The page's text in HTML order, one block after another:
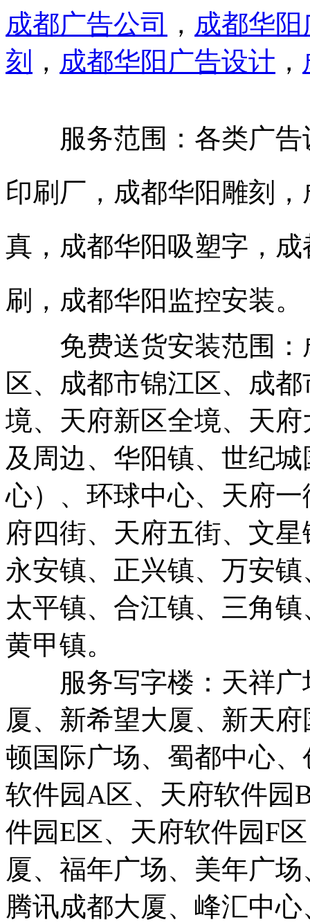
成都广告公司 ， 成都华
刻
， 成都华阳广告设计 ，
服务范围：各类广告
印刷厂，成都华阳雕刻
真，成都华阳吸塑字，
刷，成都华阳监控安装。
免费送货安装范围：
区、成都市锦江区、成
境、天府新区全境、天
及周边、华阳镇、世纪
心）、环球中心、天府
府四街、天府五街、文
永安镇、正兴镇、万安
太平镇、合江镇、三角
黄甲镇。
服务写字楼：天祥广
厦、新希望大厦、新天
顿国际广场、蜀都中心
软件园A区、天府软件园
件园E区、天府软件园F
厦、福年广场、美年广
腾讯成都大厦、峰汇中